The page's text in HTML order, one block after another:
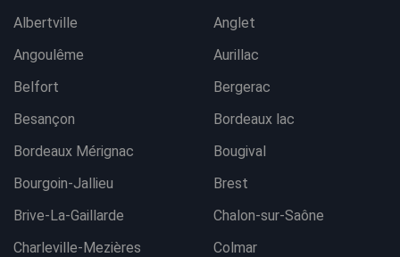
Albertville
Anglet
Angoulême
Aurillac
Belfort
Bergerac
Besançon
Bordeaux lac
Bordeaux Mérignac
Bougival
Bourgoin-Jallieu
Brest
Brive-La-Gaillarde
Chalon-sur-Saône
Charleville-Mezières
Colmar